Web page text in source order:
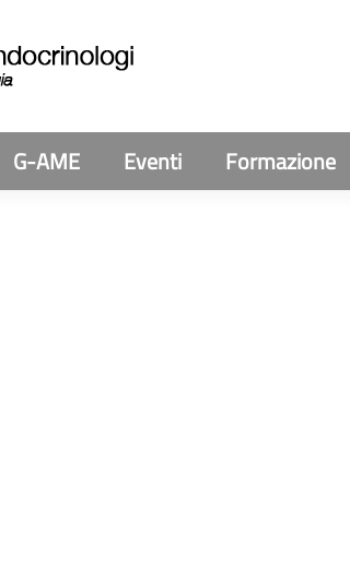
G-AME Eventi Formazione